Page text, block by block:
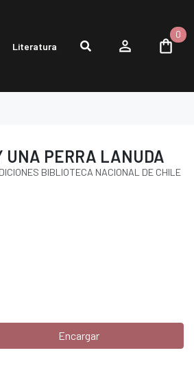
Literatura
0
UNA PERRA LANUDA
BIBLIOTECA NACIONAL DE CHILE
Encargar